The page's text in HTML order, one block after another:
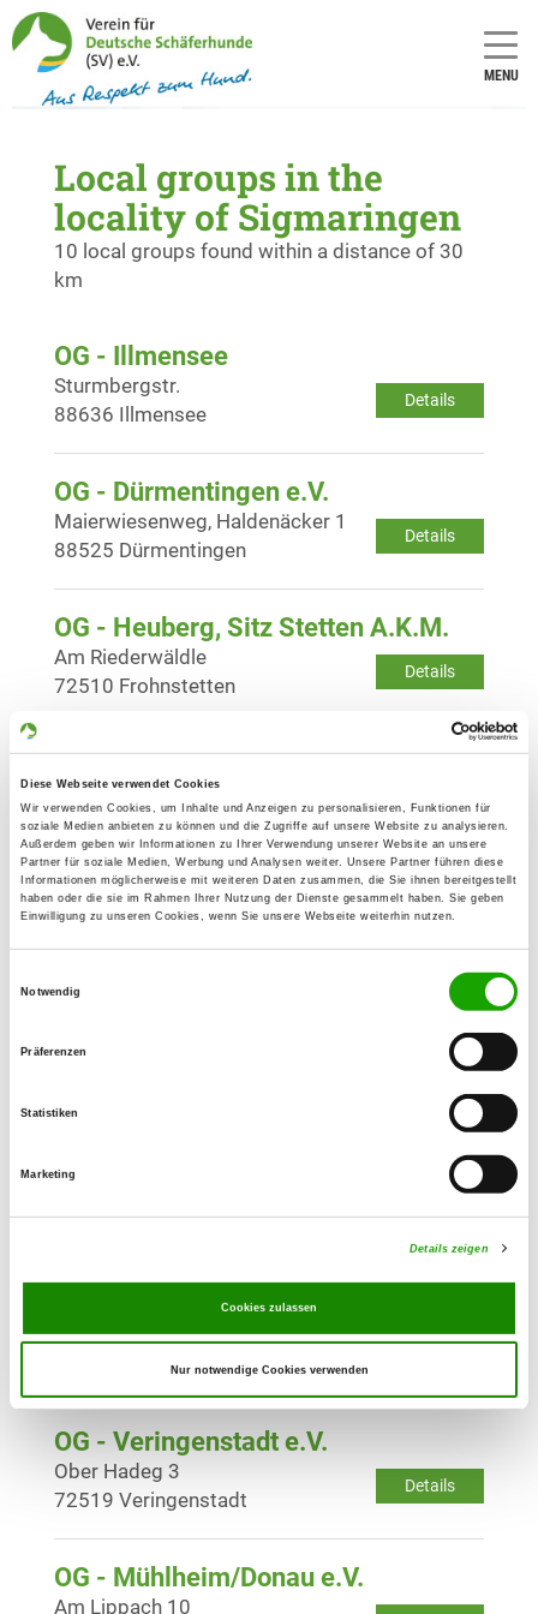
Diese Webseite verwendet Cookies
Wir verwenden Cookies, um Inhalte und Anzeigen zu personalisieren, Funktionen für
soziale Medien anbieten zu können und die Zugriffe auf unsere Website zu analysieren.
Außerdem geben wir Informationen zu Ihrer Verwendung unserer Website an unsere
Partner für soziale Medien, Werbung und Analysen weiter. Unsere Partner führen diese
Informationen möglicherweise mit weiteren Daten zusammen, die Sie ihnen bereitgestellt
haben oder die sie im Rahmen Ihrer Nutzung der Dienste gesammelt haben. Sie geben
Einwilligung zu unseren Cookies, wenn Sie unsere Webseite weiterhin nutzen.
Notwendig
Präferenzen
Statistiken
Marketing
Details zeigen
Cookies zulassen
Nur notwendige Cookies verwenden
MENU
Local groups in the
locality of Sigmaringen
10 local groups found within a distance of 30
km
OG - Illmensee
Details
Sturmbergstr.
88636 Illmensee
OG - Dürmentingen e.V.
Details
Maierwiesenweg, Haldenäcker 1
88525 Dürmentingen
OG - Heuberg, Sitz Stetten A.K.M.
Details
Am Riederwäldle
72510 Frohnstetten
OG - Mägerkingen e.V.
Details
Auf der Dölle
72818 Mägerkingen
OG - Mengen
Blochingerstr. 33
88512 Mengen
Bannholzer Weg
OG - Bad Saulgau e.V.
Details
OG - Tailfingen
Details
Schönbuch 11
72461 Albstadt-Tailfingen
OG - Veringenstadt e.V.
Details
Ober Hadeg 3
72519 Veringenstadt
OG - Mühlheim/Donau e.V.
Am Lippach 10